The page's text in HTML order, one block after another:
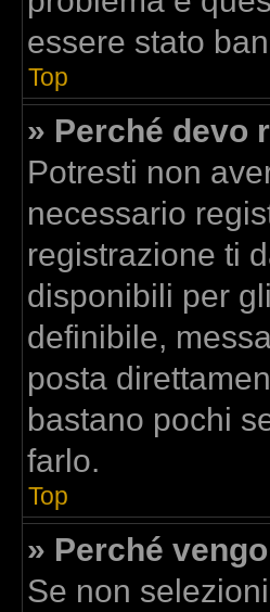
essere stato
Top
» Perché devo
Potresti non
necessario
registrazione ti
disponibili per
definibile,
posta
bastano pochi
farlo.
Top
» Perché
Se non selezioni